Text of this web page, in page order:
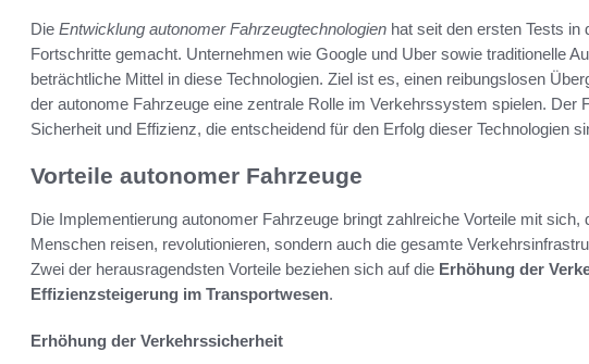
Die Entwicklung autonomer Fahrzeugtechnologien hat seit den ersten Tests in
Fortschritte gemacht. Unternehmen wie Google und Uber sowie traditionelle
beträchtliche Mittel in diese Technologien. Ziel ist es, einen reibungslosen
der autonome Fahrzeuge eine zentrale Rolle im Verkehrssystem spielen. Der
Sicherheit und Effizienz, die entscheidend für den Erfolg dieser Technologien
Vorteile autonomer Fahrzeuge
Die Implementierung autonomer Fahrzeuge bringt zahlreiche Vorteile mit sich,
Menschen reisen, revolutionieren, sondern auch die gesamte
Zwei der herausragendsten Vorteile beziehen sich auf die Erhöhung der
Effizienzsteigerung im Transportwesen.
Erhöhung der Verkehrssicherheit